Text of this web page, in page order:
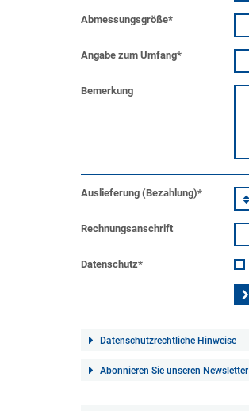
Abmessungsgröße*
Angabe zum Umfang*
Bemerkung
Auslieferung (Bezahlung)*
Rechnungsanschrift
Datenschutz*
Datenschutzrechtliche Hinweise
Abonnieren Sie unseren Newsletter